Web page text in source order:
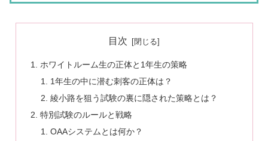
目次
ホワイトルーム生の正体と1年生の策略
1年生の中に潜む刺客の正体は？
綾小路を狙う試験の裏に隠された策略とは？
特別試験のルールと戦略
OAAシステムとは何か？